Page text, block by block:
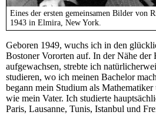
Eines der ersten gemeinsamen Bilder von
1943 in Elmira, New York.
Geboren 1949, wuchs ich in den
Bostoner Vororten auf. In der Nähe
aufgewachsen, strebte ich
studieren, wo ich meinen Bachelor
begann mein Studium als
wie mein Vater. Ich studierte
Paris, Lausanne, Tunis, Istanbul und